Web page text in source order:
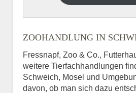
ZOOHANDLUNG IN
Fressnapf, Zoo & Co.,
weitere Tierfachhandlungen
Schweich, Mosel und
davon, ob man sich dazu